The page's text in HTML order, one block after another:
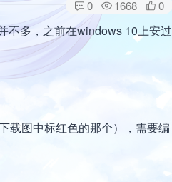
0 1668 0
不多，之前在windows 10上安过
载图中标红色的那个），需要编